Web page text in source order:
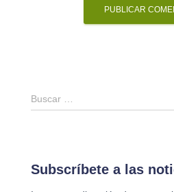
B
u
a
Buscar …
Subscríbete a las